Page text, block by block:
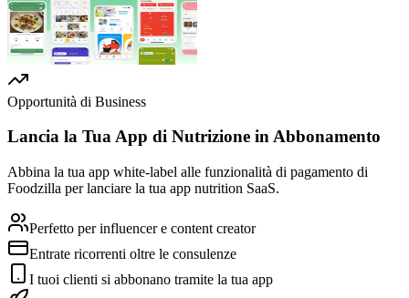
Opportunità di Business
Lancia la Tua App di Nutrizione in Abbonamento
Abbina la tua app white-label alle funzionalità di pagamento di
Foodzilla per lanciare la tua app nutrition SaaS.
Perfetto per influencer e content creator
Entrate ricorrenti oltre le consulenze
I tuoi clienti si abbonano tramite la tua app